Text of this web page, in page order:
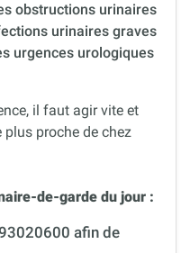
obstructions urinaires
urinaires graves
urgences urologiques
il faut agir vite et
plus proche de chez
de-garde du jour :
afin de